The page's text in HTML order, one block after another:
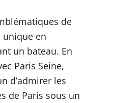
de
unique en
un bateau. En
Paris Seine,
d’admirer les
de Paris sous un